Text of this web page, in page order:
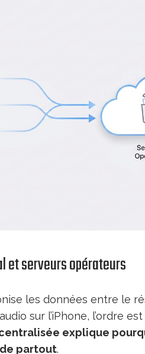
et serveurs opérateurs
les données entre le
sur l’iPhone, l’ordre
explique
partout.